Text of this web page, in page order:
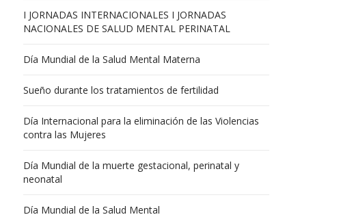
I JORNADAS INTERNACIONALES I JORNADAS
NACIONALES DE SALUD MENTAL PERINATAL
Día Mundial de la Salud Mental Materna
Sueño durante los tratamientos de fertilidad
Día Internacional para la eliminación de las Violencias
contra las Mujeres
Día Mundial de la muerte gestacional, perinatal y
neonatal
Día Mundial de la Salud Mental